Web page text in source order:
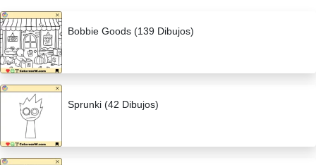
Bobbie Goods (139 Dibujos)
Sprunki (42 Dibujos)